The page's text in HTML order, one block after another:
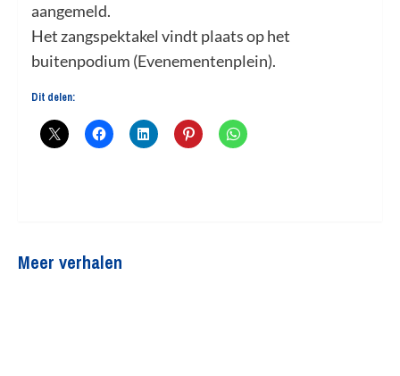
aangemeld.
Het zangspektakel vindt plaats op het
buitenpodium (Evenementenplein).
Dit delen:
Meer verhalen